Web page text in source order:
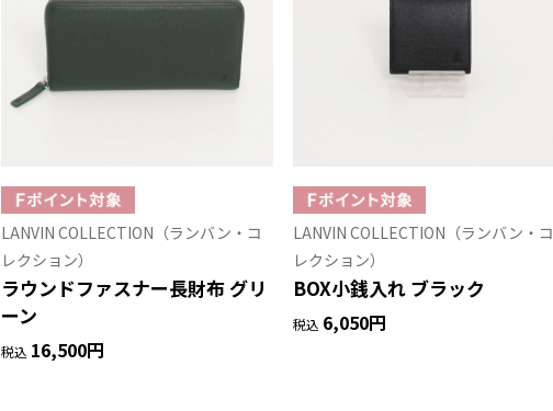
LANVIN COLLECTION（ランバン・コ
レクション）
ラウンドファスナー長財布 グリ
ーン
税込 16,500円
LANVIN COLLECTION（ランバン・コ
レクション）
BOX小銭入れ ブラック
税込 6,050円